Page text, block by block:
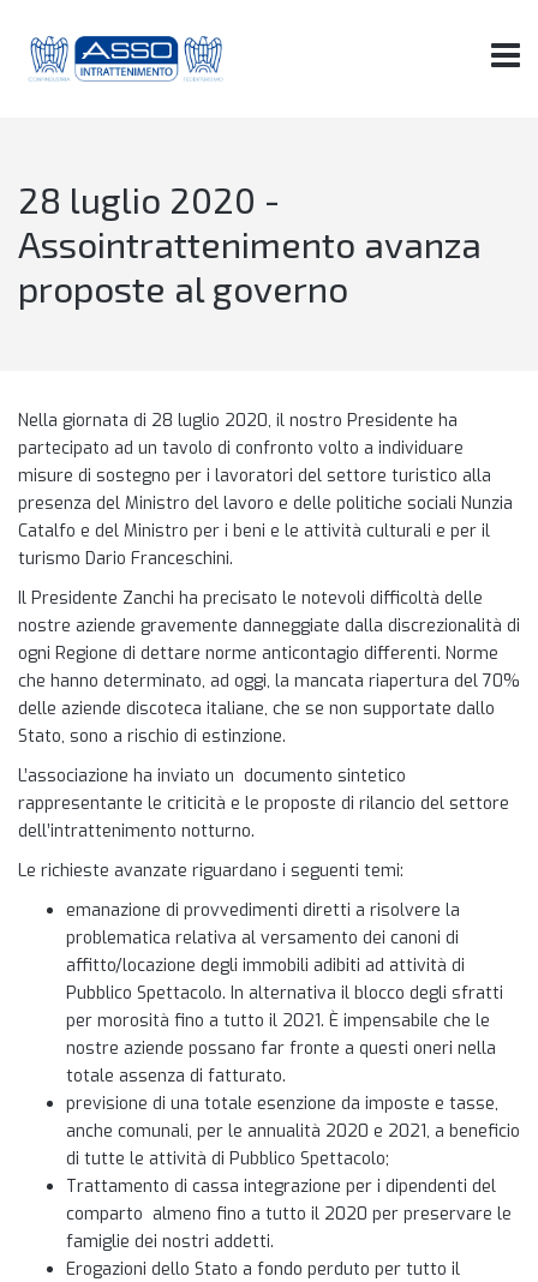
28 luglio 2020 -
Assointrattenimento avanza
proposte al governo
Nella giornata di 28 luglio 2020, il nostro Presidente ha
partecipato ad un tavolo di confronto volto a individuare
misure di sostegno per i lavoratori del settore turistico alla
presenza del Ministro del lavoro e delle politiche sociali Nunzia
Catalfo e del Ministro per i beni e le attività culturali e per il
turismo Dario Franceschini.
Il Presidente Zanchi ha precisato le notevoli difficoltà delle
nostre aziende gravemente danneggiate dalla discrezionalità di
ogni Regione di dettare norme anticontagio differenti. Norme
che hanno determinato, ad oggi, la mancata riapertura del 70%
delle aziende discoteca italiane, che se non supportate dallo
Stato, sono a rischio di estinzione.
L’associazione ha inviato un documento sintetico
rappresentante le criticità e le proposte di rilancio del settore
dell’intrattenimento notturno.
Le richieste avanzate riguardano i seguenti temi:
emanazione di provvedimenti diretti a risolvere la
problematica relativa al versamento dei canoni di
affitto/locazione degli immobili adibiti ad attività di
Pubblico Spettacolo. In alternativa il blocco degli sfratti
per morosità fino a tutto il 2021. È impensabile che le
nostre aziende possano far fronte a questi oneri nella
totale assenza di fatturato.
previsione di una totale esenzione da imposte e tasse,
anche comunali, per le annualità 2020 e 2021, a beneficio
di tutte le attività di Pubblico Spettacolo;
Trattamento di cassa integrazione per i dipendenti del
comparto almeno fino a tutto il 2020 per preservare le
famiglie dei nostri addetti.
Erogazioni dello Stato a fondo perduto per tutto il